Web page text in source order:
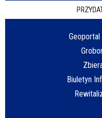
Geoportal
Biuletyn